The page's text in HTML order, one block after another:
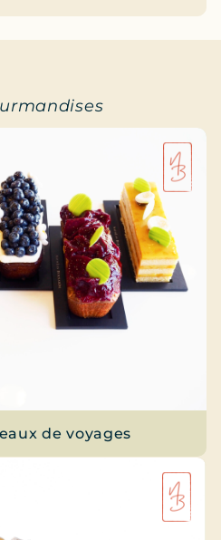
de voyages